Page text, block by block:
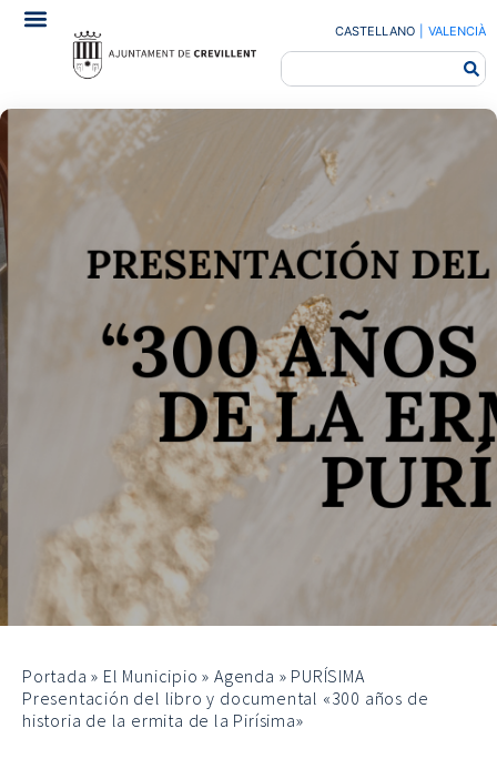
CASTELLANO VALENCIÀ
Portada » El Municipio »Agenda » PURÍSIMA
Presentación del libro y documental «300 años de
historia de la ermita de la Pirísima»